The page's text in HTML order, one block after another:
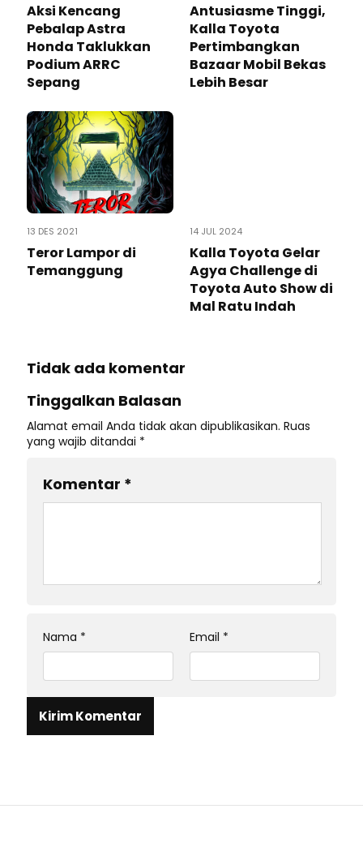
Aksi Kencang
Pebalap Astra
Honda Taklukkan
Podium ARRC
Sepang
Antusiasme Tinggi,
Kalla Toyota
Pertimbangkan
Bazaar Mobil Bekas
Lebih Besar
13 DES 2021
Teror Lampor di
Temanggung
14 JUL 2024
Kalla Toyota Gelar
Agya Challenge di
Toyota Auto Show di
Mal Ratu Indah
Tidak ada komentar
Tinggalkan Balasan
Alamat email Anda tidak akan dipublikasikan. Ruas
yang wajib ditandai *
Komentar *
Nama * Email *